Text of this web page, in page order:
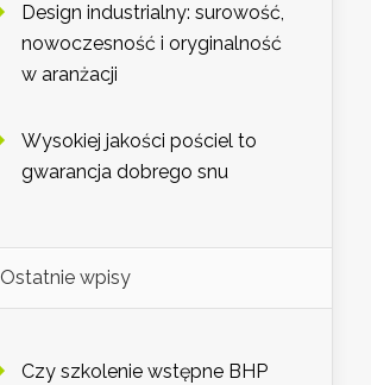
Design industrialny: surowość,
nowoczesność i oryginalność
w aranżacji
Wysokiej jakości pościel to
gwarancja dobrego snu
Ostatnie wpisy
Czy szkolenie wstępne BHP